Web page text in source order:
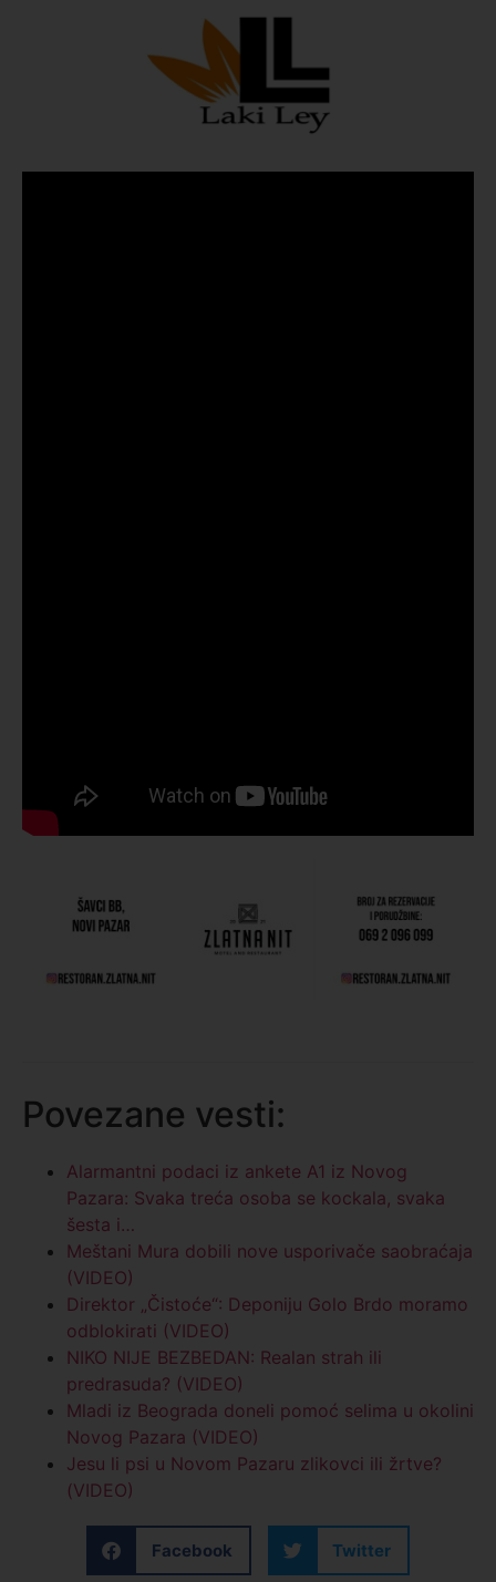
Povezane vesti:
Alarmantni podaci iz ankete A1 iz Novog
Pazara: Svaka treća osoba se kockala, svaka
šesta i…
Meštani Mura dobili nove usporivače saobraćaja
(VIDEO)
Direktor „Čistoće“: Deponiju Golo Brdo moramo
odblokirati (VIDEO)
NIKO NIJE BEZBEDAN: Realan strah ili
predrasuda? (VIDEO)
Mladi iz Beograda doneli pomoć selima u okolini
Novog Pazara (VIDEO)
Jesu li psi u Novom Pazaru zlikovci ili žrtve?
(VIDEO)
Facebook Twitter